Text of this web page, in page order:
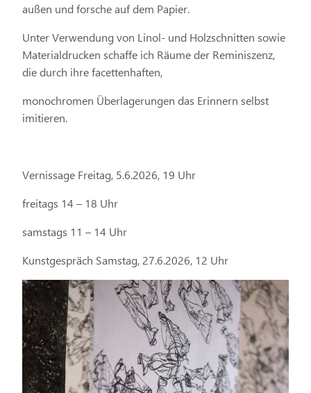
außen und forsche auf dem Papier.
Unter Verwendung von Linol- und Holzschnitten sowie
Materialdrucken schaffe ich Räume der Reminiszenz,
die durch ihre facettenhaften,
monochromen Überlagerungen das Erinnern selbst
imitieren.
Vernissage Freitag, 5.6.2026, 19 Uhr
freitags 14 – 18 Uhr
samstags 11 – 14 Uhr
Kunstgespräch Samstag, 27.6.2026, 12 Uhr